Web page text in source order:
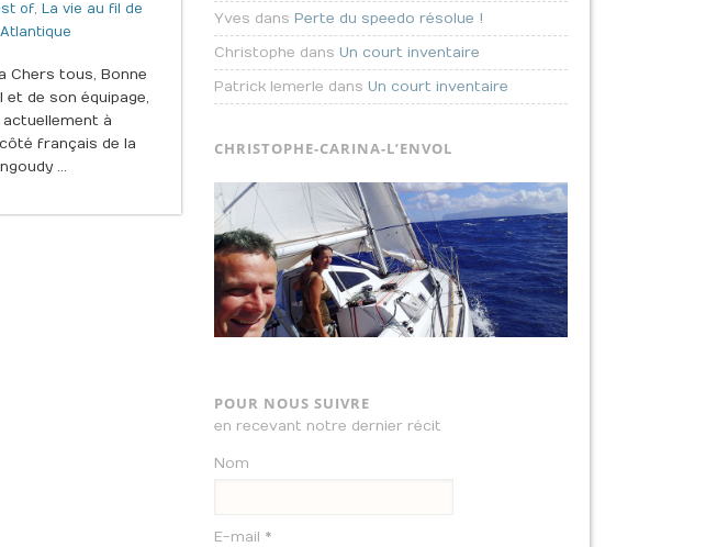
of, La vie au fil de
Chers tous, Bonne
et de son équipage,
à
côté français de la
…
Yves dansPerte du speedo résolue !
Christophe dansUn court inventaire
Patrick lemerle dansUn court inventaire
CHRISTOPHE-CARINA-L’ENVOL
POUR NOUS SUIVRE
en recevant notre dernier récit
Nom
E-mail *